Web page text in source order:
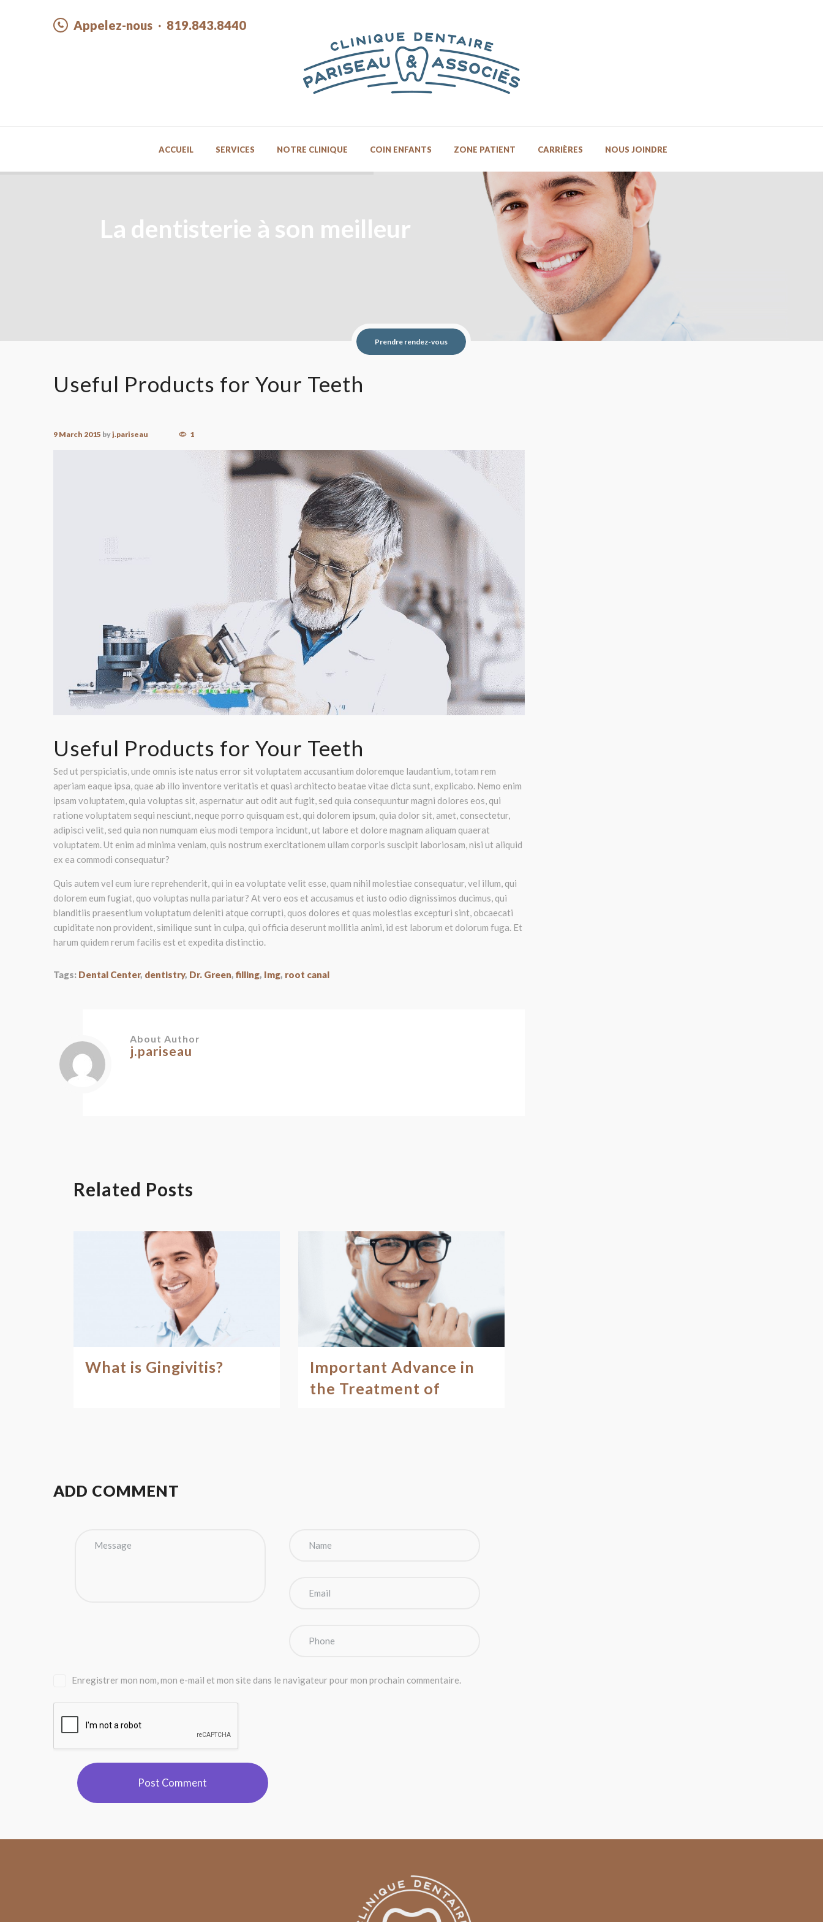
Appelez-nous 819.843.8440
ACCUEIL SERVICES NOTRE CLINIQUE COIN ENFANTS ZONE PATIENT CARRIÈRES NOUS JOINDRE
La dentisterie à son meilleur
Prendre rendez-vous
Useful Products for Your Teeth
9 March 2015 byj.pariseau 1
Useful Products for Your Teeth
Sed ut perspiciatis, unde omnis iste natus error sit voluptatem accusantium doloremque laudantium, totam rem
aperiam eaque ipsa, quae ab illo inventore veritatis et quasi architecto beatae vitae dicta sunt, explicabo. Nemo enim
ipsam voluptatem, quia voluptas sit, aspernatur aut odit aut fugit, sed quia consequuntur magni dolores eos, qui
ratione voluptatem sequi nesciunt, neque porro quisquam est, qui dolorem ipsum, quia dolor sit, amet, consectetur,
adipisci velit, sed quia non numquam eius modi tempora incidunt, ut labore et dolore magnam aliquam quaerat
voluptatem. Ut enim ad minima veniam, quis nostrum exercitationem ullam corporis suscipit laboriosam, nisi ut aliquid
ex ea commodi consequatur?
Quis autem vel eum iure reprehenderit, qui in ea voluptate velit esse, quam nihil molestiae consequatur, vel illum, qui
dolorem eum fugiat, quo voluptas nulla pariatur? At vero eos et accusamus et iusto odio dignissimos ducimus, qui
blanditiis praesentium voluptatum deleniti atque corrupti, quos dolores et quas molestias excepturi sint, obcaecati
cupiditate non provident, similique sunt in culpa, qui officia deserunt mollitia animi, id est laborum et dolorum fuga. Et
harum quidem rerum facilis est et expedita distinctio.
Tags: Dental Center, dentistry, Dr. Green, filling, Img, root canal
About Author
j.pariseau
Related Posts
What is Gingivitis?
Important Advance in
the Treatment of
ADD COMMENT
Enregistrer mon nom, mon e-mail et mon site dans le navigateur pour mon prochain commentaire.